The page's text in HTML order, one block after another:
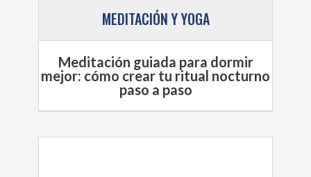
MEDITACIÓN Y YOGA
Meditación guiada para dormir
mejor: cómo crear tu ritual nocturno
paso a paso